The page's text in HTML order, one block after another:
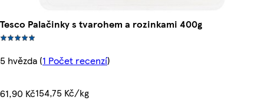
Tesco Palačinky s tvarohem a rozinkami 400g
5 hvězda (1 Počet recenzí)
61,90 Kč154,75 Kč/kg